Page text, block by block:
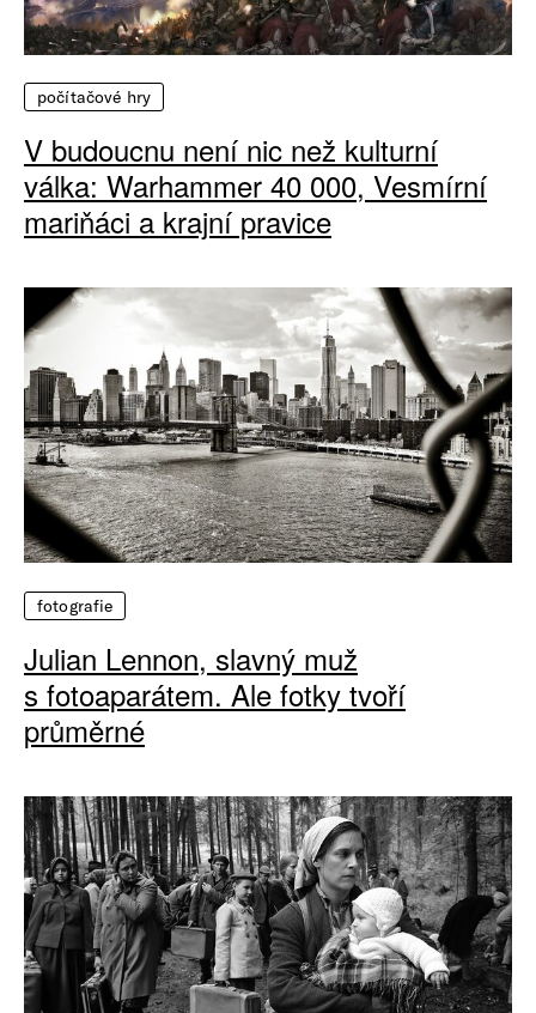
počítačové hry
V budoucnu není nic než kulturní
válka: Warhammer 40 000, Vesmírní
mariňáci a krajní pravice
fotografie
Julian Lennon, slavný muž
s fotoaparátem. Ale fotky tvoří
průměrné